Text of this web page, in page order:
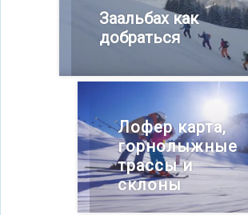
Заальбах как
добраться
Лофер карта,
горнолыжные
трассы и
склоны